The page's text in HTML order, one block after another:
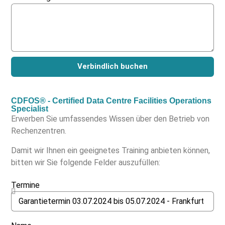
Verbindlich buchen
CDFOS® - Certified Data Centre Facilities Operations
Specialist
Erwerben Sie umfassendes Wissen über den Betrieb von
Rechenzentren.
Damit wir Ihnen ein geeignetes Training anbieten können,
bitten wir Sie folgende Felder auszufüllen:
Termine